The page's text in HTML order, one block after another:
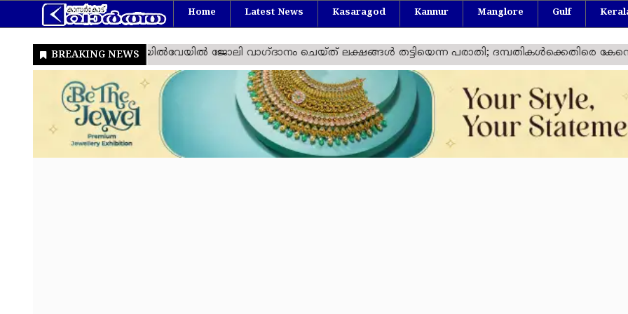
Home Latest News Kasaragod Kannur Manglore Gulf